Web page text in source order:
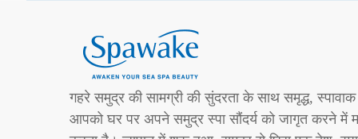
गहरे समुद्र की सामग्री की सुंदरता के साथ समृद्ध, स्पावाक
आपको घर पर अपने समुद्र स्पा सौंदर्य को जागृत करने में